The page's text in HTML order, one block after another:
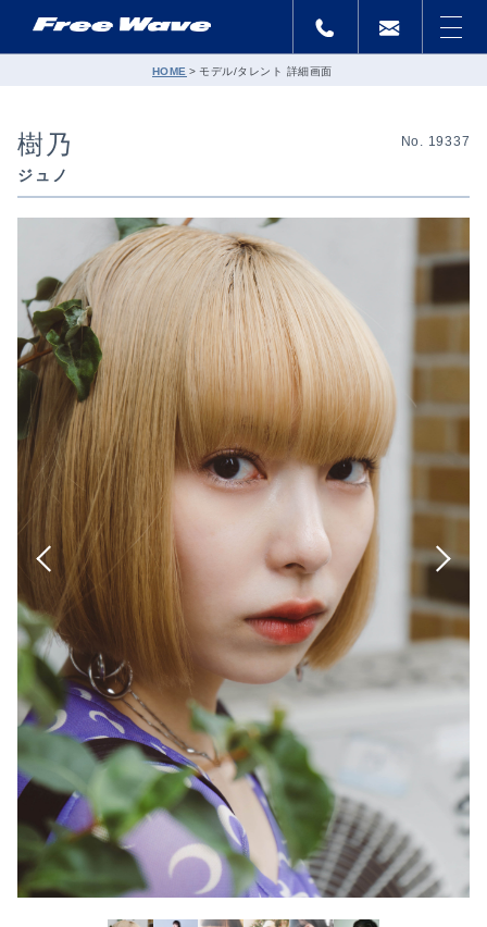
HOME モデル/タレント 詳細画面
樹乃
ジュノ
No. 19337